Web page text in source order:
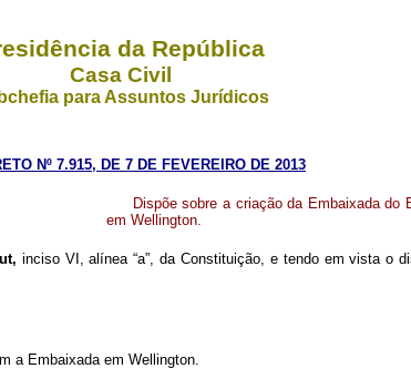
da República
Casa Civil
para Assuntos Jurídicos
Nº 7.915, DE 7 DE FEVEREIRO DE 2013
Dispõe sobre a criação da Embaixada do
em Wellington.
inciso VI, alínea “a”, da Constituição, e tendo em vista o
a Embaixada em Wellington.